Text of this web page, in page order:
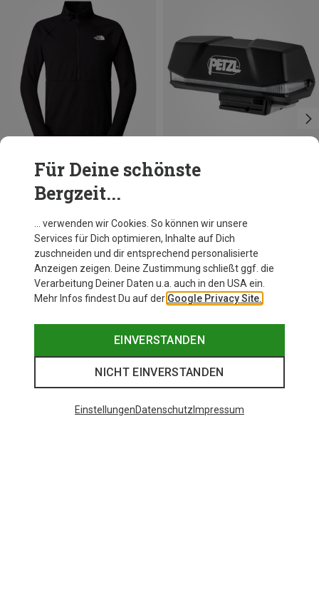
Du sparst 25%
Petzl
R1 Batterie Nao RL Stirnlampe
59,20 €
Für Deine schönste
Bergzeit...
… verwenden wir Cookies. So können wir unsere
Services für Dich optimieren, Inhalte auf Dich
zuschneiden und dir entsprechend personalisierte
Anzeigen zeigen. Deine Zustimmung schließt ggf. die
Verarbeitung Deiner Daten u.a. auch in den USA ein.
Mehr Infos findest Du auf der Google Privacy Site.
EINVERSTANDEN
NICHT EINVERSTANDEN
EinstellungenDatenschutz Impressum